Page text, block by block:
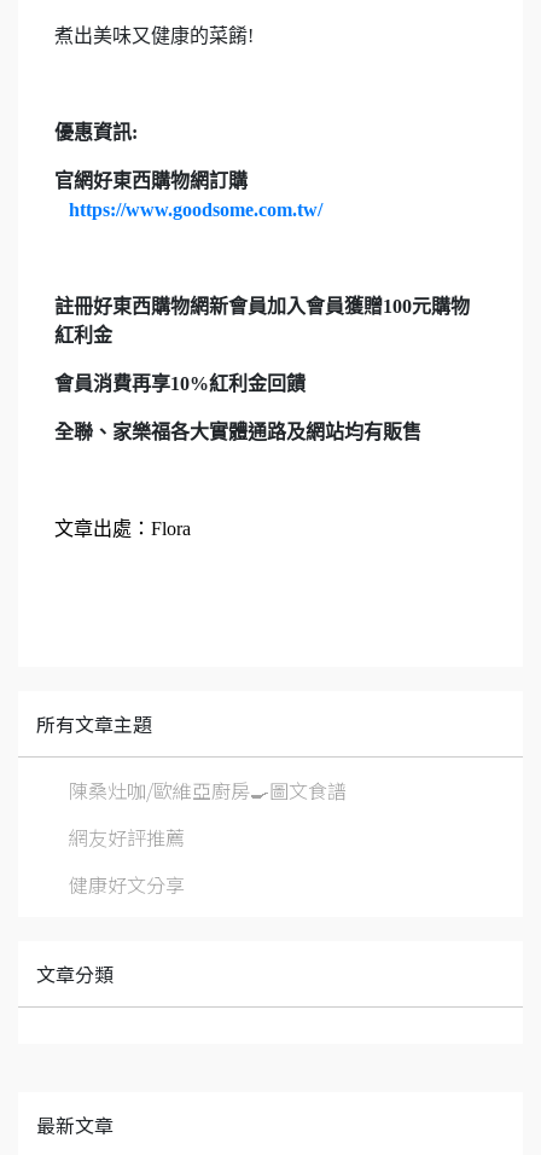
煮出美味又健康的菜餚!
優惠資訊:
官網好東西購物網訂購
https://www.goodsome.com.tw/
註冊好東西購物網新會員加入會員獲贈100元購物
紅利金
會員消費再享10%紅利金回饋
全聯、家樂福各大實體通路及網站均有販售
文章出處： Flora
所有文章主題
陳桑灶咖/歐維亞廚房🍳圖文食譜
網友好評推薦
健康好文分享
文章分類
最新文章